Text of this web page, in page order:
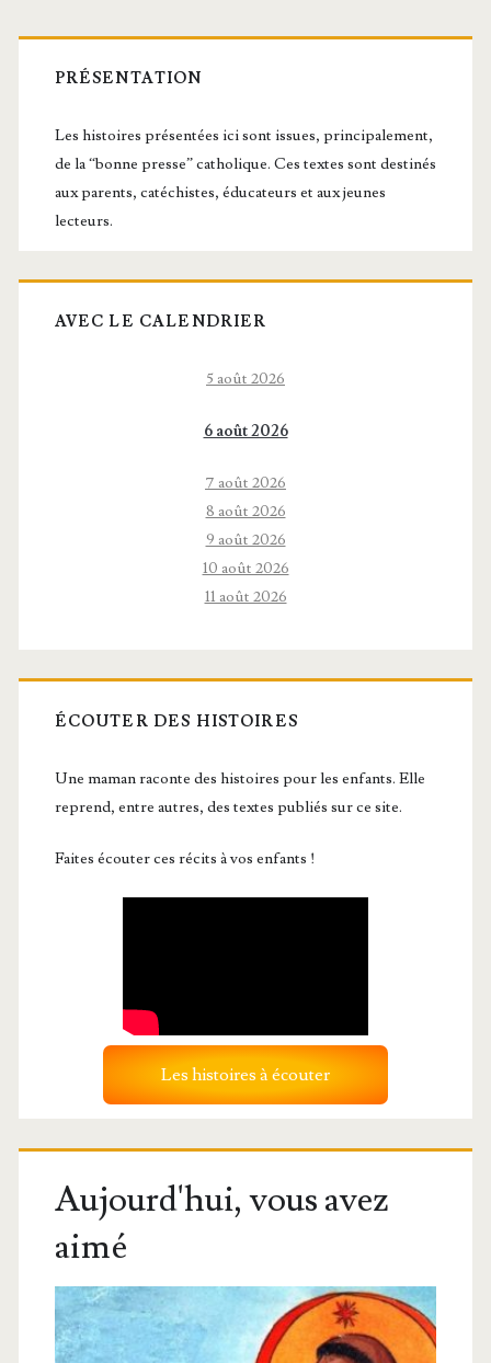
Barre
latérale
principale
PRÉSENTATION
Les histoires présentées ici sont issues, principalement,
de la “bonne presse” catholique. Ces textes sont destinés
aux parents, catéchistes, éducateurs et aux jeunes
lecteurs.
AVEC LE CALENDRIER
5 août 2026
6 août 2026
7 août 2026
8 août 2026
9 août 2026
10 août 2026
11 août 2026
ÉCOUTER DES HISTOIRES
Une maman raconte des histoires pour les enfants. Elle
reprend, entre autres, des textes publiés sur ce site.
Faites écouter ces récits à vos enfants !
Les histoires à écouter
Aujourd'hui, vous avez
aimé